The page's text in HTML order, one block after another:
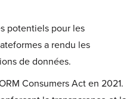
potentiels pour les
a rendu les
de données.
Consumers Act en 2021.